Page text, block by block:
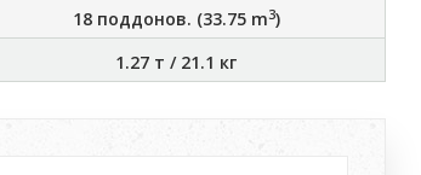
18поддонов. (33.75m3)
1.27 т / 21.1 кг